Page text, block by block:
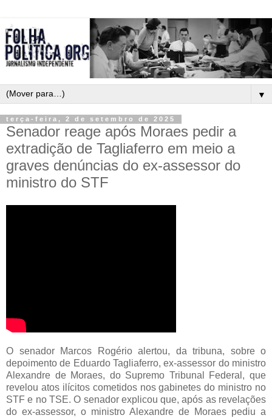
▼
terça-feira, 2 de setembro de 2025
Senador reage após Moraes pedir a
extradição de Tagliaferro em meio a
graves denúncias do ex-assessor do
ministro do STF
O senador Marcos Rogério alertou, da tribuna, sobre o
depoimento de Eduardo Tagliaferro, ex-assessor do ministro
Alexandre de Moraes, do Supremo Tribunal Federal, que
revelou atos ilícitos cometidos nos gabinetes do ministro no
STF e no TSE. O senador explicou que, após as revelações
do ex-assessor, o ministro Alexandre de Moraes pediu a